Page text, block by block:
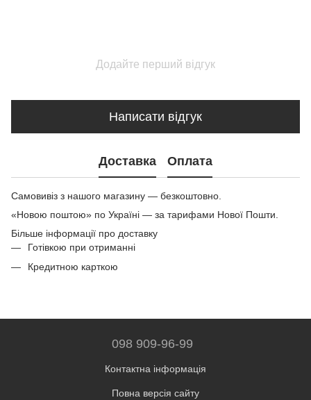
Додайте перший відгук
Написати відгук
Доставка Оплата
Самовивіз з нашого магазину — безкоштовно.
«Новою поштою» по Україні — за тарифами Нової Пошти.
Більше інформації про доставку
Готівкою при отриманні
Кредитною карткою
098 909-96-99
Контактна інформація
Повна версія сайту